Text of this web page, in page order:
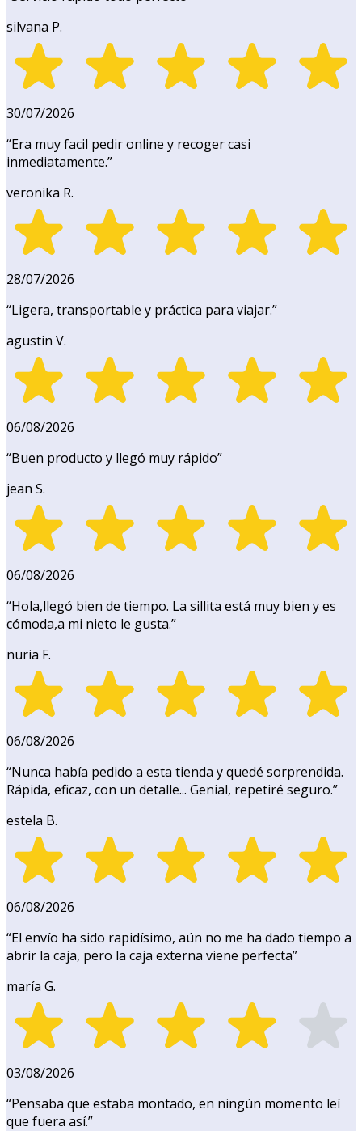
silvana P.
30/07/2026
“Era muy facil pedir online y recoger casi
inmediatamente.”
veronika R.
28/07/2026
“Ligera, transportable y práctica para viajar.”
agustin V.
06/08/2026
“Buen producto y llegó muy rápido”
jean S.
06/08/2026
“Hola,llegó bien de tiempo. La sillita está muy bien y es
cómoda,a mi nieto le gusta.”
nuria F.
06/08/2026
“Nunca había pedido a esta tienda y quedé sorprendida.
Rápida, eficaz, con un detalle... Genial, repetiré seguro.”
estela B.
06/08/2026
“El envío ha sido rapidísimo, aún no me ha dado tiempo a
abrir la caja, pero la caja externa viene perfecta”
maría G.
03/08/2026
“Pensaba que estaba montado, en ningún momento leí
que fuera así.”